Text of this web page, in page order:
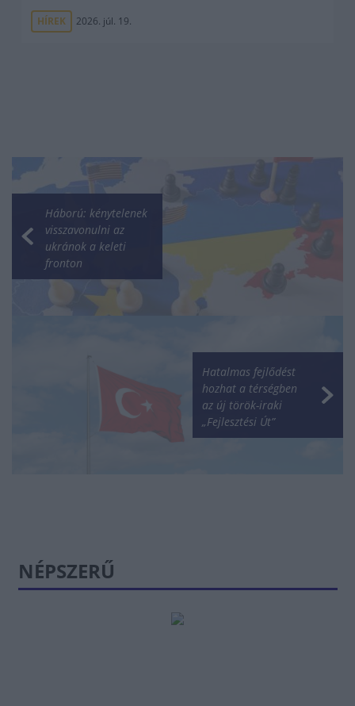
HÍREK 2026. júl. 19.
Háború: kénytelenek
visszavonulni az
ukránok a keleti
fronton
Hatalmas fejlődést
hozhat a térségben
az új török-iraki
„Fejlesztési Út”
NÉPSZERŰ